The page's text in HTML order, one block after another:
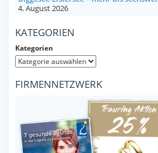
4. August 2026
KATEGORIEN
Kategorien
FIRMENNETZWERK